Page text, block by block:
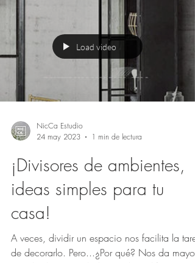
Load video
1 min de lectura
¡Divisores de ambientes,
ideas simples para tu
casa!
A veces, dividir un espacio nos facilita la tarea